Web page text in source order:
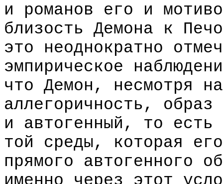
и романов его и
близость Демона к
это неоднократно
эмпирическое
что Демон, несмотря
аллегоричность,
и автогенный, то есть
той среды, которая
прямого автогенного